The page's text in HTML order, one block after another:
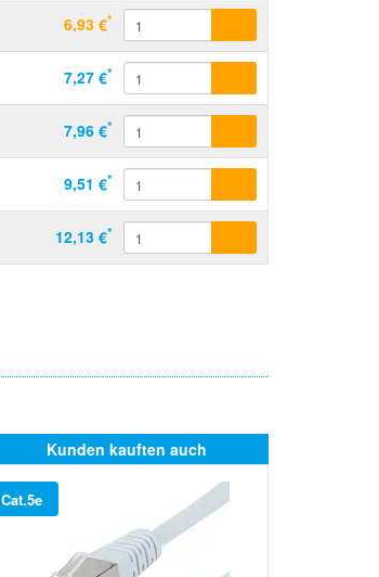
6,93 €*
7,27 €*
7,96 €*
9,51 €*
12,13 €*
Kunden kauften auch
Cat.5e